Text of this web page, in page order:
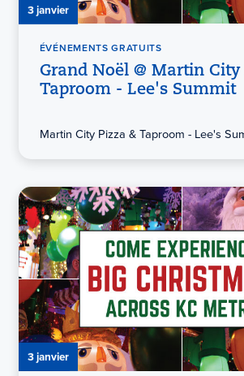
3 janvier
ÉVÉNEMENTS GRATUITS
Grand Noël @ Martin
Taproom - Lee's Summit
Martin City Pizza & Taproom - Lee's
3 janvier